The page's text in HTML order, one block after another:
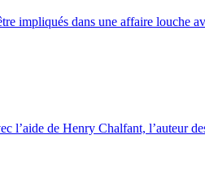
impliqués dans une affaire louche
l’aide de Henry Chalfant, l’auteur